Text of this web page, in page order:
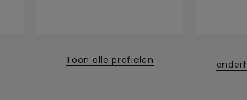
Toon alle profielen